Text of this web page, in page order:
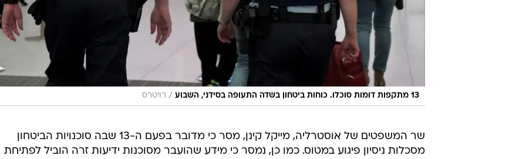
13 מתקפות דומות סוכלו. כוחות ביטחון בשדה התעופה בסידני, השבוע / רויטרס
שר המשפטים של אוסטרליה, מייקל קינן, מסר כי מדובר בפעם ה-13 שבה סוכנויות הביטחון
מסכלות ניסיון פיגוע במטוס. כמו כן, נמסר כי מידע שהועבר מסוכנות ידיעות זרה הוביל לפתיחת